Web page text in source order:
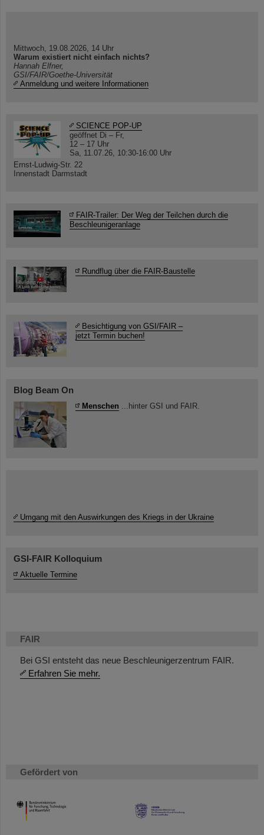
FAIR
Bei GSI entsteht das neue Beschleunigerzentrum FAIR.
Erfahren Sie mehr.
Gefördert von
HMWK
Mittwoch, 19.08.2026, 14 Uhr
Warum existiert nicht einfach nichts?
Hannah Elfner,
GSI/FAIR/Goethe-Universität
Anmeldung und weitere Informationen
SCIENCE POP-UP
geöffnet Di – Fr,
12 – 17 Uhr
Sa, 11.07.26, 10:30-16:00 Uhr
Ernst-Ludwig-Str. 22
Innenstadt Darmstadt
FAIR-Trailer: Der Weg der Teilchen durch die
Beschleunigeranlage
Rundflug über die FAIR-Baustelle
Besichtigung von GSI/FAIR –
jetzt Termin buchen!
Blog Beam On
Menschen ...hinter GSI und FAIR.
Umgang mit den Auswirkungen des Kriegs in der Ukraine
GSI-FAIR Kolloquium
Aktuelle Termine